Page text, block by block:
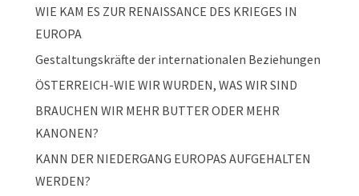
WIE KAM ES ZUR RENAISSANCE DES KRIEGES IN
EUROPA
Gestaltungskräfte der internationalen Beziehungen
ÖSTERREICH-WIE WIR WURDEN, WAS WIR SIND
BRAUCHEN WIR MEHR BUTTER ODER MEHR
KANONEN?
KANN DER NIEDERGANG EUROPAS AUFGEHALTEN
WERDEN?